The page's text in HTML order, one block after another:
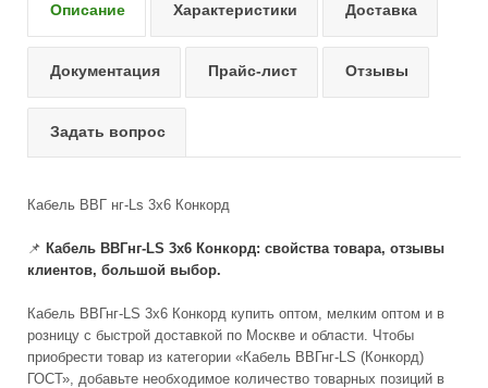
Описание Характеристики Доставка
Документация Прайс-лист Отзывы
Задать вопрос
Кабель ВВГ нг-Ls 3х6 Конкорд
📌 Кабель ВВГнг-LS 3x6 Конкорд: свойства товара, отзывы
клиентов, большой выбор.
Кабель ВВГнг-LS 3x6 Конкорд купить оптом, мелким оптом и в
розницу с быстрой доставкой по Москве и области. Чтобы
приобрести товар из категории «Кабель ВВГнг-LS (Конкорд)
ГОСТ», добавьте необходимое количество товарных позиций в